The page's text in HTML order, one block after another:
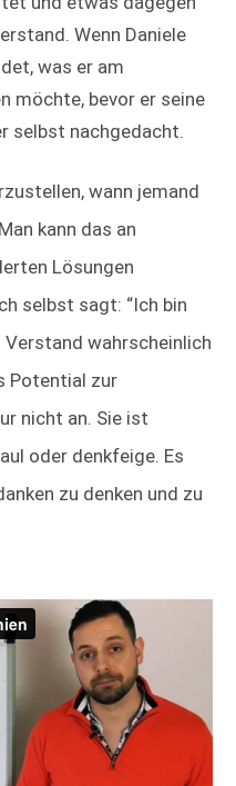
Wenn Daniele
was er am
möchte, bevor er seine
selbst nachgedacht.
wann jemand
kann das an
Lösungen
selbst sagt: “Ich bin
wahrscheinlich
Potential zur
nicht an. Sie ist
oder denkfeige. Es
zu denken und zu